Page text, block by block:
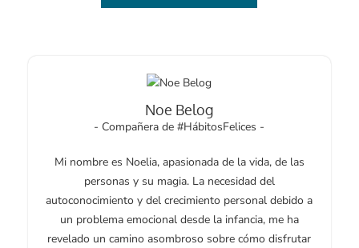
Noe Belog
- Compañera de #HábitosFelices -
Mi nombre es Noelia, apasionada de la vida, de las
personas y su magia. La necesidad del
autoconocimiento y del crecimiento personal debido a
un problema emocional desde la infancia, me ha
revelado un camino asombroso sobre cómo disfrutar